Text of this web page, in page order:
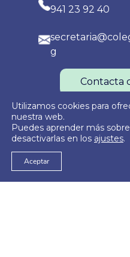
941 23 92 40
g
Contacta
© 2026
Política de Privacidad
Utilizamos cookies para
nuestra web.
Puedes aprender más
desactivarlas en los ajustes.
Aceptar